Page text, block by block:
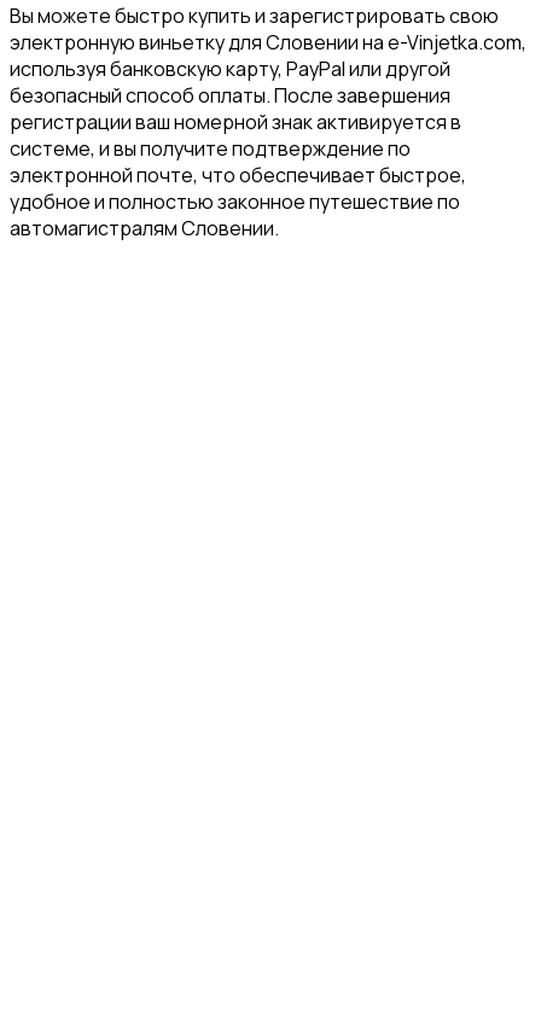
Вы можете быстро купить и зарегистрировать свою
электронную виньетку для Словении на e-Vinjetka.com,
используя банковскую карту, PayPal или другой
безопасный способ оплаты. После завершения
регистрации ваш номерной знак активируется в
системе, и вы получите подтверждение по
электронной почте, что обеспечивает быстрое,
удобное и полностью законное путешествие по
автомагистралям Словении.